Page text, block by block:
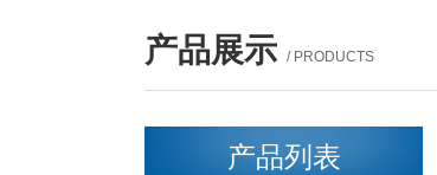
产品展示 / PRODUCTS
产品列表